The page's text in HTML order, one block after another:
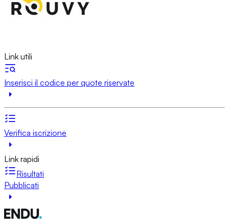
Link utili
Inserisci il codice per quote riservate
Verifica iscrizione
Link rapidi
Risultati
Pubblicati